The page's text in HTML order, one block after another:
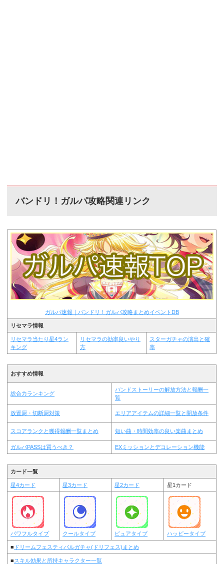
バンドリ！ガルパ攻略関連リンク
ガルパ速報｜バンドリ！ガルパ攻略まとめイベントDB
リセマラ情報
リセマラ当たり星4ラン
キング
リセマラの効率良いやり
方
スターガチャの演出と確
率
おすすめ情報
総合力ランキング
バンドストーリーの解放方法と報酬一
覧
放置厨・切断厨対策 エリアアイテムの詳細一覧と開放条件
スコアランクと獲得報酬一覧まとめ 短い曲・時間効率の良い楽曲まとめ
ガルパPASSは買うべき？ EXミッションとデコレーション機能
カード一覧
星4カード 星3カード 星2カード 星1カード
パワフルタイプ クールタイプ ピュアタイプ ハッピータイプ
■ ドリームフェスティバルガチャ(ドリフェス)まとめ
■スキル効果と所持キャラクター一覧